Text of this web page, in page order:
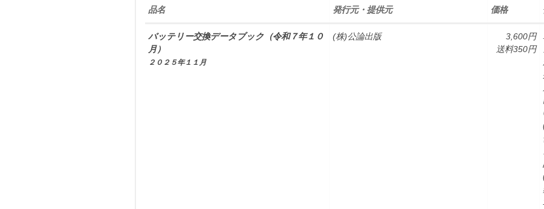
品名 発行元・提供元 価格
バッテリー交換データブック（令和７年１０
月）
２０２５年１１月
(株)公論出版
3,600円
送料350円